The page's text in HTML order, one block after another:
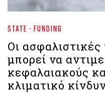
STATE - FUNDING
Οι
μπορεί να
κεφαλαιακούς
κλιματικό